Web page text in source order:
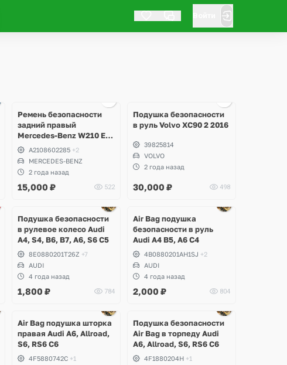
Ремень безопасности
задний правый
Mercedes-Benz W210 E-
KlassA2108602285 +2
MERCEDES-BENZ
2 года назад
15,000 ₽ 522
Подушка безопасности
в руль Volvo XC90 2 2016
39825814
VOLVO
2 года назад
30,000 ₽ 498
Подушка безопасности
в рулевое колесо Audi
A4, S4, B6, B7, A6, S6 C5
8E0880201T26Z +7
AUDI
4 года назад
1,800 ₽ 784
Air Bag подушка
безопасности в руль
Audi A4 B5, A6 C4
4B0880201AH1SJ +2
AUDI
4 года назад
2,000 ₽ 804
Air Bag подушка шторка
правая Audi A6, Allroad,
S6, RS6 C6
4F5880742C +1
Подушка безопасности
Air Bag в торпеду Audi
A6, Allroad, S6, RS6 C6
4F1880204H +1